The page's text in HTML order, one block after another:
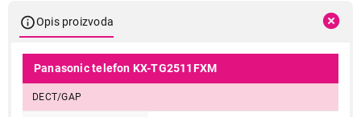
Opis proizvoda
Panasonic telefon KX-TG2511FXM
DECT/GAP